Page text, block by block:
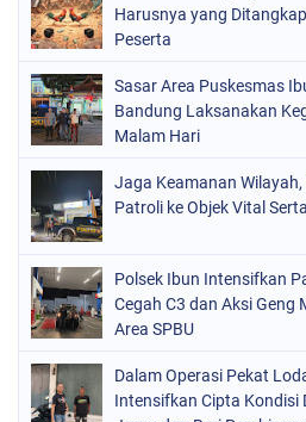
Harusnya yang
Peserta
Sasar Area Puskesmas
Bandung Laksanakan
Malam Hari
Jaga Keamanan
Patroli ke Objek Vital
Polsek Ibun Intensifkan
Cegah C3 dan Aksi
Area SPBU
Dalam Operasi Pekat
Intensifkan Cipta Kondisi